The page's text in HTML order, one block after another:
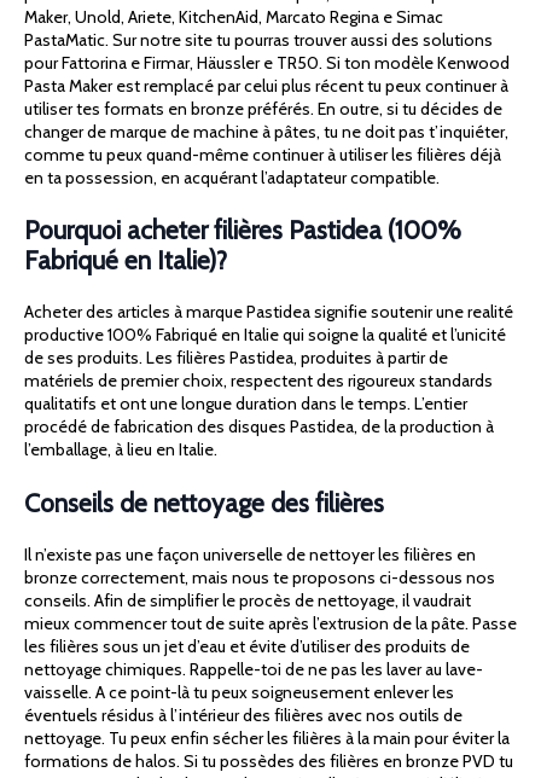
Maker, Unold, Ariete, KitchenAid, Marcato Regina e Simac
PastaMatic. Sur notre site tu pourras trouver aussi des solutions
pour Fattorina e Firmar, Häussler e TR50. Si ton modèle Kenwood
Pasta Maker est remplacé par celui plus récent tu peux continuer à
utiliser tes formats en bronze préférés. En outre, si tu décides de
changer de marque de machine à pâtes, tu ne doit pas t’inquiéter,
comme tu peux quand-même continuer à utiliser les filières déjà
en ta possession, en acquérant l’adaptateur compatible.
Pourquoi acheter filières Pastidea (100%
Fabriqué en Italie)?
Acheter des articles à marque Pastidea signifie soutenir une realité
productive 100% Fabriqué en Italie qui soigne la qualité et l’unicité
de ses produits. Les filières Pastidea, produites à partir de
matériels de premier choix, respectent des rigoureux standards
qualitatifs et ont une longue duration dans le temps. L’entier
procédé de fabrication des disques Pastidea, de la production à
l’emballage, à lieu en Italie.
Conseils de nettoyage des filières
Il n’existe pas une façon universelle de nettoyer les filières en
bronze correctement, mais nous te proposons ci-dessous nos
conseils. Afin de simplifier le procès de nettoyage, il vaudrait
mieux commencer tout de suite après l’extrusion de la pâte. Passe
les filières sous un jet d’eau et évite d’utiliser des produits de
nettoyage chimiques. Rappelle-toi de ne pas les laver au lave-
vaisselle. A ce point-là tu peux soigneusement enlever les
éventuels résidus à l’intérieur des filières avec nos outils de
nettoyage. Tu peux enfin sécher les filières à la main pour éviter la
formations de halos. Si tu possèdes des filières en bronze PVD tu